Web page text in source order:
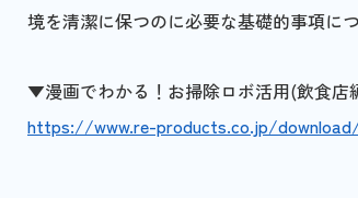
境を清潔に保つのに必要な基礎的事項に
▼漫画でわかる！お掃除ロボ活用(飲食店
https://www.re-products.co.jp/